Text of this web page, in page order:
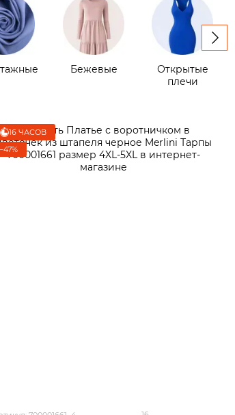
Бежевые
Открытые
плечи
16 ЧАСОВ
−47%